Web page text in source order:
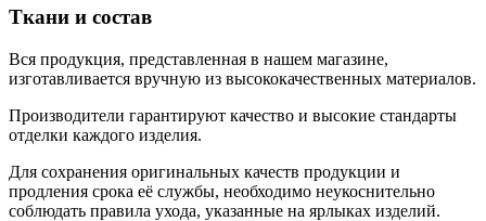
Ткани и состав
Вся продукция, представленная в нашем магазине,
изготавливается вручную из высококачественных материалов.
Производители гарантируют качество и высокие стандарты
отделки каждого изделия.
Для сохранения оригинальных качеств продукции и
продления срока её службы, необходимо неукоснительно
соблюдать правила ухода, указанные на ярлыках изделий.